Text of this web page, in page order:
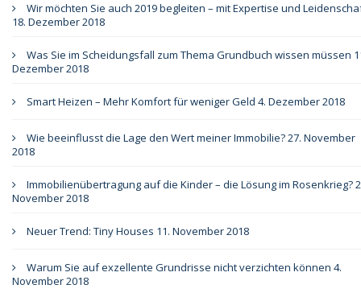
Wir möchten Sie auch 2019 begleiten – mit Expertise und
18. Dezember 2018
Was Sie im Scheidungsfall zum Thema Grundbuch wissen müssen
Dezember 2018
Smart Heizen – Mehr Komfort für weniger Geld 4. Dezember 2018
Wie beeinflusst die Lage den Wert meiner Immobilie?27. November
2018
Immobilienübertragung auf die Kinder – die Lösung im Rosenkrieg?
November 2018
Neuer Trend: Tiny Houses 11. November 2018
Warum Sie auf exzellente Grundrisse nicht verzichten können 4.
November 2018